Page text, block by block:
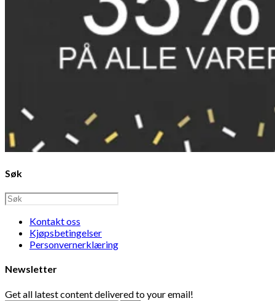
Søk
Kontakt oss
Kjøpsbetingelser
Personvernerklæring
Newsletter
Get all latest content delivered to your email!